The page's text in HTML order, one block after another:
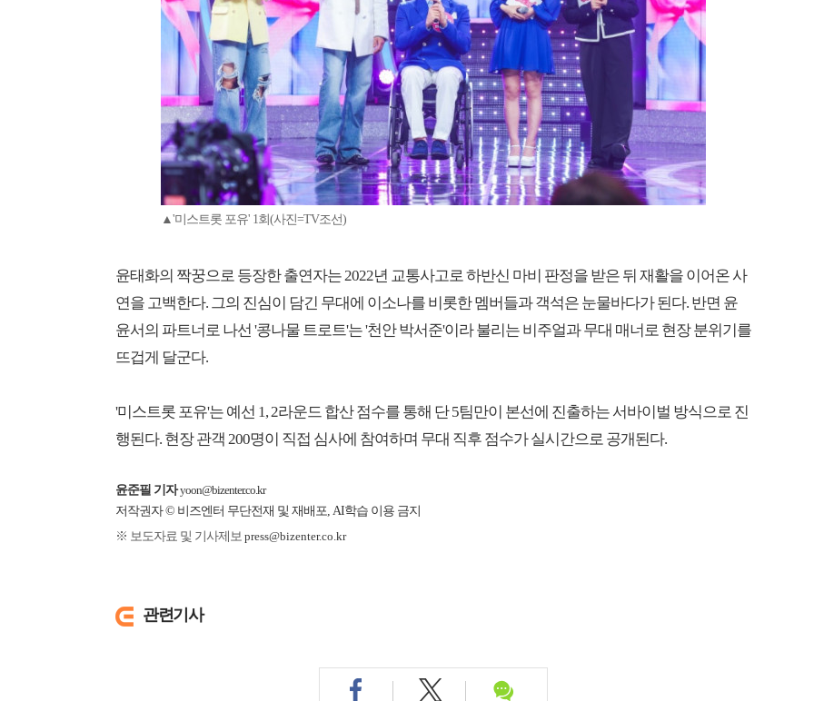
▲'미스트롯 포유' 1회(사진=TV조선)
윤태화의 짝꿍으로 등장한 출연자는 2022년 교통사고로 하반신 마비 판정을 받은 뒤 재활을 이어온 사
연을 고백한다. 그의 진심이 담긴 무대에 이소나를 비롯한 멤버들과 객석은 눈물바다가 된다. 반면 윤
윤서의 파트너로 나선 '콩나물 트로트'는 '천안 박서준'이라 불리는 비주얼과 무대 매너로 현장 분위기를
뜨겁게 달군다.
'미스트롯 포유'는 예선 1, 2라운드 합산 점수를 통해 단 5팀만이 본선에 진출하는 서바이벌 방식으로 진
행된다. 현장 관객 200명이 직접 심사에 참여하며 무대 직후 점수가 실시간으로 공개된다.
윤준필 기자 yoon@bizenter.co.kr
저작권자 © 비즈엔터 무단전재 및 재배포, AI학습 이용 금지
※ 보도자료 및 기사제보 press@bizenter.co.kr
관련기사